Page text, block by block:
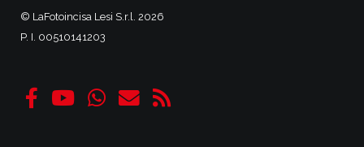
© LaFotoincisa Lesi S.r.l. 2026
P. I. 00510141203